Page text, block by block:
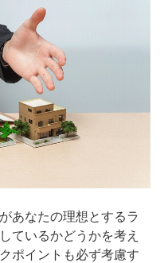
あなたの理想とするラ
ているかどうかを考え
ポイントも必ず考慮す